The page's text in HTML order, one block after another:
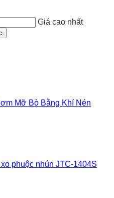
Giá cao nhất
Mỡ Bò Bằng Khí Nén
phuộc nhún JTC-1404S